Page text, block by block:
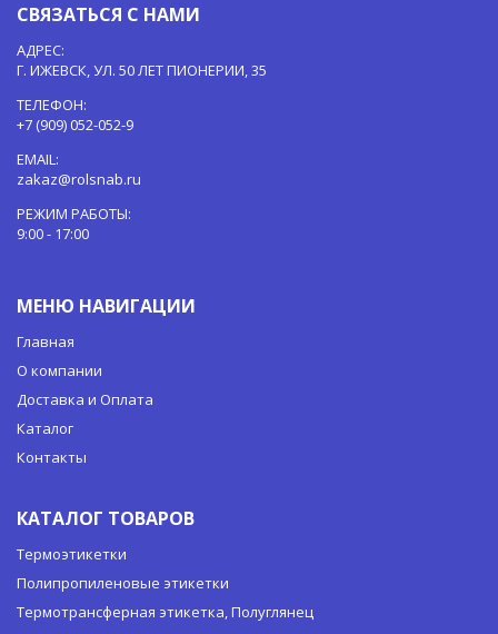
СВЯЗАТЬСЯ С НАМИ
АДРЕС:
Г. ИЖЕВСК, УЛ. 50 ЛЕТ ПИОНЕРИИ, 35
ТЕЛЕФОН:
+7 (909) 052-052-9
EMAIL:
zakaz@rolsnab.ru
РЕЖИМ РАБОТЫ:
9:00 - 17:00
МЕНЮ НАВИГАЦИИ
Главная
О компании
Доставка и Оплата
Каталог
Контакты
КАТАЛОГ ТОВАРОВ
Термоэтикетки
Полипропиленовые этикетки
Термотрансферная этикетка, Полуглянец